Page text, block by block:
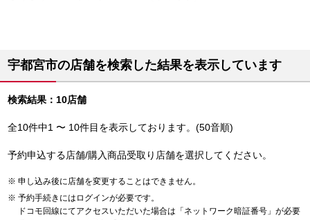
宇都宮市の店舗を検索した結果を表示しています
検索結果：10店舗
全10件中1 〜 10件目を表示しております。(50音順)
予約申込する店舗/購入商品受取り店舗を選択してください。
申し込み後に店舗を変更することはできません。
予約手続きにはログインが必要です。
ドコモ回線にてアクセスいただいた場合は「ネットワーク暗証番号」が必要